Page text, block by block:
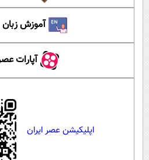
آموزش
آپارات
اپلیکیشن عصر ایران